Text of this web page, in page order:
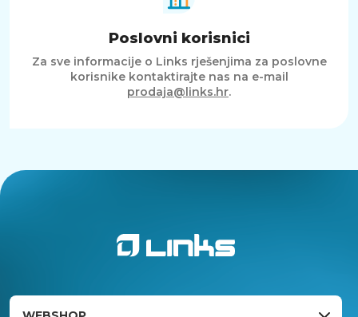
Poslovni korisnici
Za sve informacije o Links rješenjima za poslovne
korisnike kontaktirajte nas na e-mail
prodaja@links.hr.